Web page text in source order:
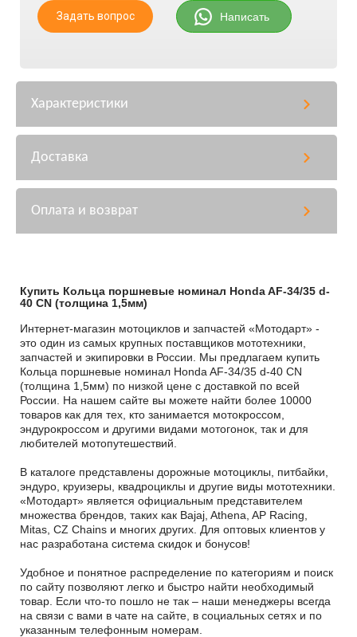
Задать вопрос Написать
Характеристики
Доставка
Оплата и возврат
Купить Кольца поршневые номинал Honda AF-34/35 d-
40 CN (толщина 1,5мм)
Интернет-магазин мотоциклов и запчастей «Мотодарт» -
это один из самых крупных поставщиков мототехники,
запчастей и экипировки в России. Мы предлагаем купить
Кольца поршневые номинал Honda AF-34/35 d-40 CN
(толщина 1,5мм) по низкой цене с доставкой по всей
России. На нашем сайте вы можете найти более 10000
товаров как для тех, кто занимается мотокроссом,
эндурокроссом и другими видами мотогонок, так и для
любителей мотопутешествий.
В каталоге представлены дорожные мотоциклы, питбайки,
эндуро, круизеры, квадроциклы и другие виды мототехники.
«Мотодарт» является официальным представителем
множества брендов, таких как Bajaj, Athena, AP Racing,
Mitas, CZ Chains и многих других. Для оптовых клиентов у
нас разработана система скидок и бонусов!
Удобное и понятное распределение по категориям и поиск
по сайту позволяют легко и быстро найти необходимый
товар. Если что-то пошло не так – наши менеджеры всегда
на связи с вами в чате на сайте, в социальных сетях и по
указанным телефонным номерам.